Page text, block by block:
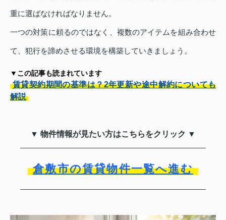
重に選ばなければなりません。
一つの対策に頼るのではなく、複数のアイテムを組み合わせ
て、犯行を諦めさせる環境を構築していきましょう。
▼この記事も読まれています
賃貸契約期間の基準は？2年更新や途中解約についても
解説
▼ 物件情報が見たい方はこちらをクリック ▼
倉敷市の賃貸物件一覧へ進む